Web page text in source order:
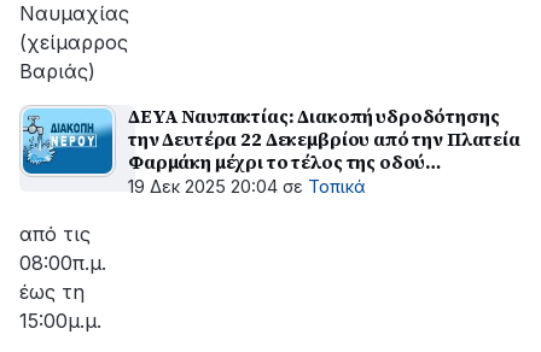
Ναυμαχίας
(χείμαρρος
Βαριάς)
ΔΕΥΑ Ναυπακτίας: Διακοπή υδροδότησης
την Δευτέρα 22 Δεκεμβρίου από την Πλατεία
Φαρμάκη μέχρι το τέλος της οδού
Ναυμαχίας (χείμαρρος Βαριάς)
19 Δεκ 2025 20:04 σε Τοπικά
από τις
08:00π.μ.
έως τη
15:00μ.μ.